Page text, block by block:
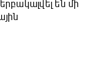
են մի